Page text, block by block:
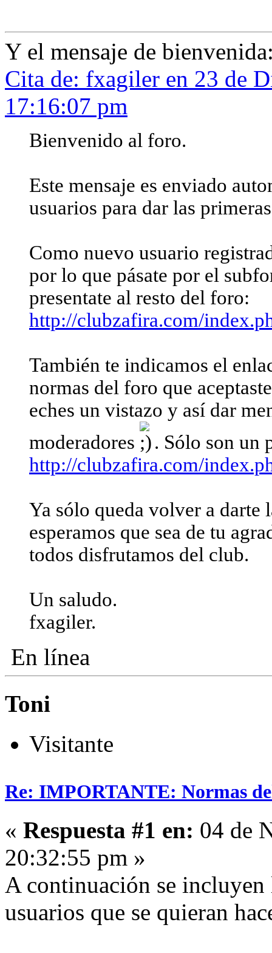
Y el mensaje de
Cita de: fxagiler en 23 de
17:16:07 pm
Bienvenido al foro.
Este mensaje es enviado
usuarios para dar las
Como nuevo usuario
por lo que pásate por el
presentate al resto del foro:
http://clubzafira.com/
También te indicamos el
normas del foro que
eches un vistazo y así dar
moderadores
. Sólo son un
http://clubzafira.com/
Ya sólo queda volver a darte
esperamos que sea de tu
todos disfrutamos del club.
Un saludo.
fxagiler.
En línea
Toni
Visitante
Re: IMPORTANTE: Normas
« Respuesta #1 en: 04 de
20:32:55 pm »
A continuación se incluyen
usuarios que se quieran